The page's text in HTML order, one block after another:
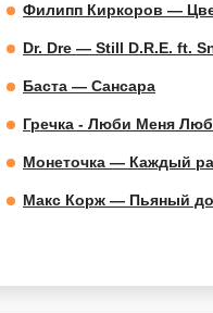
Филипп Киркоров —
Dr. Dre — Still D.R.E. ft.
Баста — Сансара
Гречка - Люби Меня
Монеточка — Каждый
Макс Корж — Пьяный